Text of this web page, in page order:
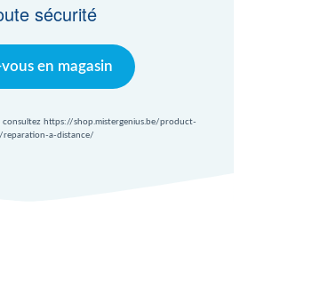
sécurité
vous en magasin
consultez https://shop.mistergenius.be/product-
reparation-a-distance/